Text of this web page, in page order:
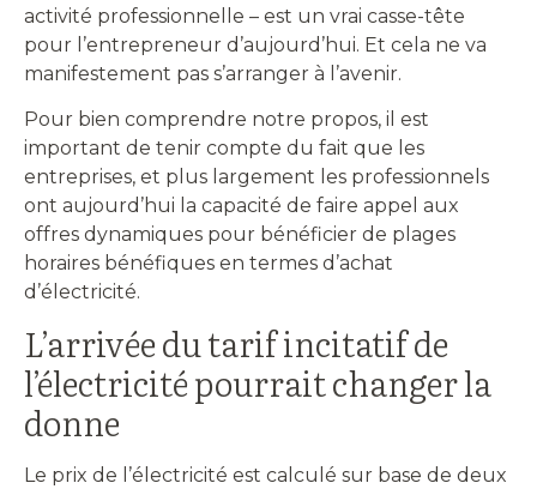
activité professionnelle – est un vrai casse-tête
pour l’entrepreneur d’aujourd’hui. Et cela ne va
manifestement pas s’arranger à l’avenir.
Pour bien comprendre notre propos, il est
important de tenir compte du fait que les
entreprises, et plus largement les professionnels
ont aujourd’hui la capacité de faire appel aux
offres dynamiques pour bénéficier de plages
horaires bénéfiques en termes d’achat
d’électricité.
L’arrivée du tarif incitatif de
l’électricité pourrait changer la
donne
Le prix de l’électricité est calculé sur base de deux